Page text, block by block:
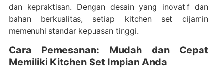
dan kepraktisan. Dengan desain yang inovatif dan
bahan berkualitas, setiap kitchen set dijamin
memenuhi standar kepuasan tinggi.
Cara Pemesanan: Mudah dan Cepat
Memiliki Kitchen Set Impian Anda